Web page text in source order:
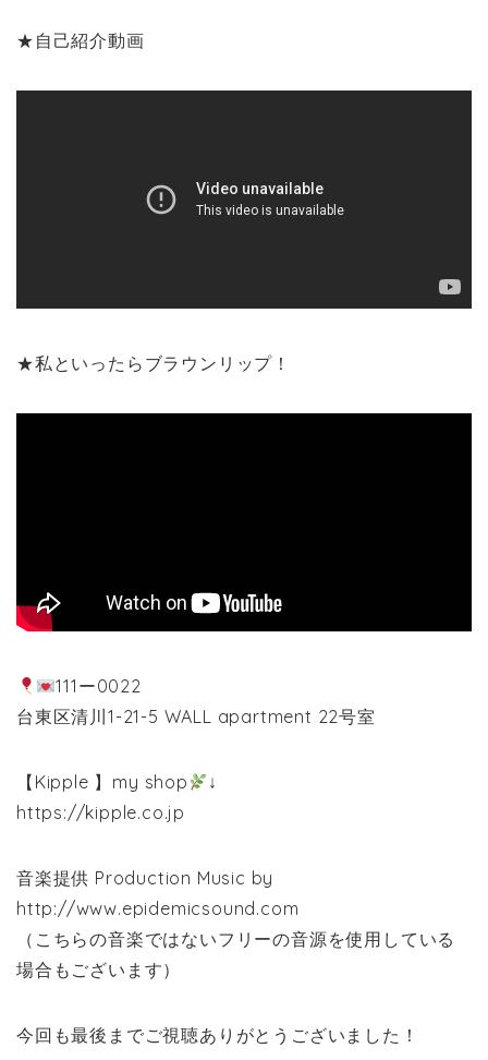
★自己紹介動画
★私といったらブラウンリップ！
111ー0022
台東区清川1-21-5 WALL apartment 22号室
【Kipple 】my shop
↓
https://kipple.co.jp
音楽提供 Production Music by
http://www.epidemicsound.com
（こちらの音楽ではないフリーの音源を使用している
場合もございます）
今回も最後までご視聴ありがとうございました！